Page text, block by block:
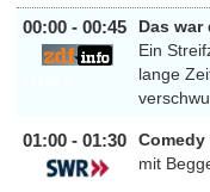
00:00 - 00:45
Das war
Ein
lange
01:00 - 01:30
Comedy
mit